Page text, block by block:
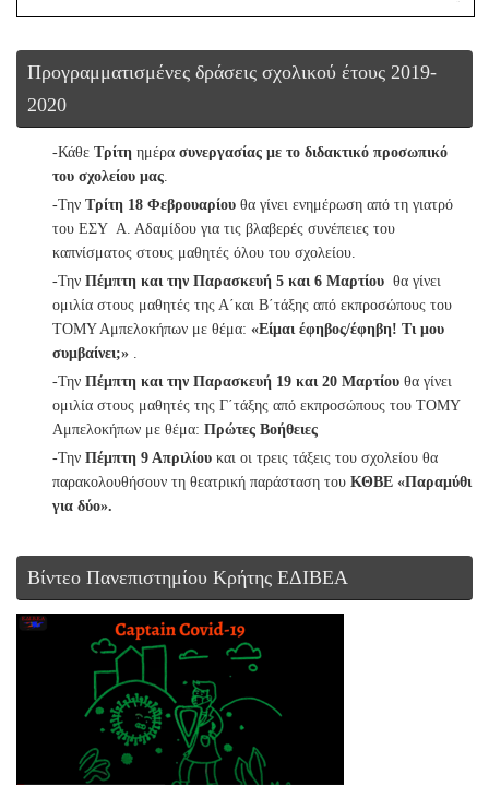
Προγραμματισμένες δράσεις σχολικού έτους 2019-
2020
-Κάθε Τρίτη ημέρα συνεργασίας με το διδακτικό προσωπικό
του σχολείου μας.
-Την Τρίτη 18 Φεβρουαρίου θα γίνει ενημέρωση από τη γιατρό
του ΕΣΥ Α. Αδαμίδου για τις βλαβερές συνέπειες του
καπνίσματος στους μαθητές όλου του σχολείου.
-Την Πέμπτη και την Παρασκευή 5 και 6 Μαρτίου θα γίνει
ομιλία στους μαθητές της Α΄και Β΄τάξης από εκπροσώπους του
ΤΟΜΥ Αμπελοκήπων με θέμα: «Είμαι έφηβος/έφηβη! Τι μου
συμβαίνει;» .
-Την Πέμπτη και την Παρασκευή 19 και 20 Μαρτίου θα γίνει
ομιλία στους μαθητές της Γ΄τάξης από εκπροσώπους του ΤΟΜΥ
Αμπελοκήπων με θέμα: Πρώτες Βοήθειες
-Την Πέμπτη 9 Απριλίου και οι τρεις τάξεις του σχολείου θα
παρακολουθήσουν τη θεατρική παράσταση του ΚΘΒΕ «Παραμύθι
για δύο».
Βίντεο Πανεπιστημίου Κρήτης ΕΔΙΒΕΑ